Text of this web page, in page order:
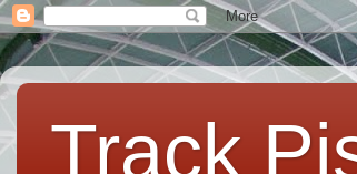
Track